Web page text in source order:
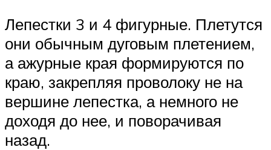
Лепестки 3 и 4 фигурные. Плетутся
они обычным дуговым плетением,
а ажурные края формируются по
краю, закрепляя проволоку не на
вершине лепестка, а немного не
доходя до нее, и поворачивая
назад.